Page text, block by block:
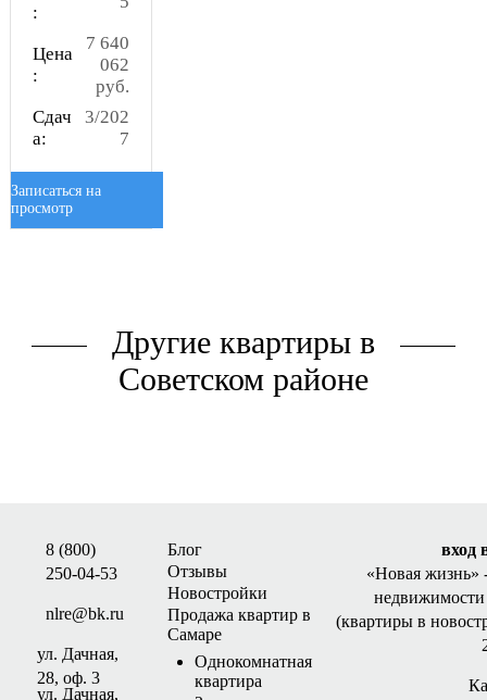
:
Цена
:
7 640
062
руб.
Сдач
а:
3/202
7
Записаться на
просмотр
Другие квартиры в
Советском районе
8 (800)
250-04-53
nlre@bk.ru
ул. Дачная,
28, оф. 3
ул. Дачная,
Блог
Отзывы
Новостройки
Продажа квартир в
Самаре
Однокомнатная
квартира
вход
«Новая жизнь»
(квартиры в